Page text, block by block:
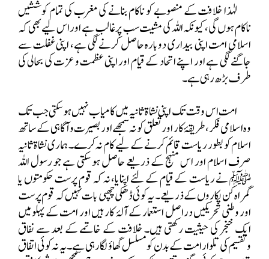
لہٰذا خلافت کے منصوبے کو ناکام بنانے کی مغرب کی تمام کوششیں
ناکام ہوں گی، کیونکہ اللہ کی مشیت سب پر غالب ہے اور اس لیے بھی کہ
اسلامی امت اپنی بیداری دوبارہ حاصل کرنے لگی ہے، اپنی غفلت سے
جاگنے لگی ہے اور اپنے اتحاد کے قیام اور اپنی عظمت و عزت کی بحالی کی
طرف بڑھ رہی ہے۔
امت اس وقت تک اپنی نشاۃ ثانیہ میں کامیاب نہیں ہو سکتی جب تک
وہ اسلامی فکر، طریقۂ کار اور تعلق کو نہ سمجھے اور بصیرت و آگاہی کے ساتھ
اسلام کو بطور ریاست قائم کرنے کے لیے کام نہ کرے۔ ہماری نشاۃ ثانیہ
صرف اسلام اور اس منہج کے ذریعے حاصل ہو سکتی ہے جو رسول اللہ
ﷺ نے ریاست کے قیام کے لئے اپنایا، نہ کہ قوم پرست حکومتوں یا
گمراہ کن پکاروں کے ذریعے۔ یہ کوئی ڈھکی چھپی بات نہیں کہ قوم پرست
اور وطنی تحریکیں دراصل استعمار کے آلۂ کار ہیں اور امت کے پہلو میں
ایک خنجر کی حیثیت رکھتی ہیں۔ خلافت کے خاتمے کے بعد سے نفاق
وتقسیم کی تلوار امت کے بدن کومسلسل گھاؤ لگا رہی ہے۔ یہ نہ کوئی اتفاق